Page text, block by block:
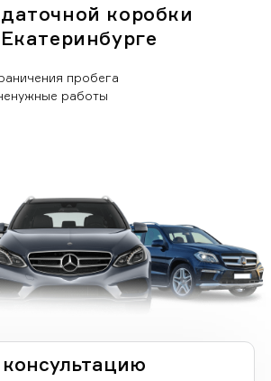
коробки
пробега
работы